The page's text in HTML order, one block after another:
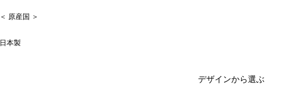
＜ 原産国 ＞
日本製
デザインから選ぶ